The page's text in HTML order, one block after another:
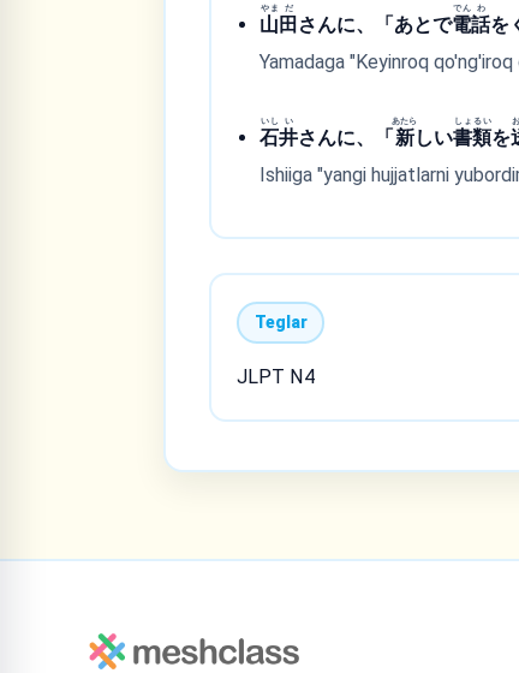
山
やま
田
だ
さんに、「あとで電
でん
話
わ
を
Yamadaga "Keyinroq
石
いし
井
い
さんに、「新
あたら
しい書
しょ
類
るい
を
Ishiiga "yangi hujjatlarni
Teglar
JLPT N4